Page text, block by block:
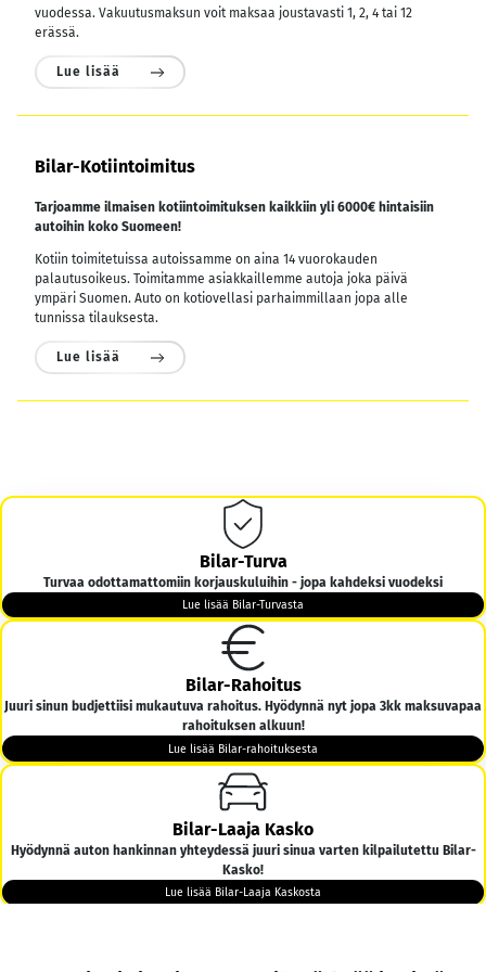
vuodessa. Vakuutusmaksun voit maksaa joustavasti 1, 2, 4 tai 12
erässä.
Lue lisää
Bilar-Kotiintoimitus
Tarjoamme ilmaisen kotiintoimituksen kaikkiin yli 6000€ hintaisiin
autoihin koko Suomeen!
Kotiin toimitetuissa autoissamme on aina 14 vuorokauden
palautusoikeus. Toimitamme asiakkaillemme autoja joka päivä
ympäri Suomen. Auto on kotiovellasi parhaimmillaan jopa alle
tunnissa tilauksesta.
Lue lisää
Bilar-Turva
Turvaa odottamattomiin korjauskuluihin - jopa kahdeksi vuodeksi
Lue lisää Bilar-Turvasta
Bilar-Rahoitus
Juuri sinun budjettiisi mukautuva rahoitus. Hyödynnä nyt jopa 3kk maksuvapaa
rahoituksen alkuun!
Lue lisää Bilar-rahoituksesta
Bilar-Laaja Kasko
Hyödynnä auton hankinnan yhteydessä juuri sinua varten kilpailutettu Bilar-
Kasko!
Lue lisää Bilar-Laaja Kaskosta